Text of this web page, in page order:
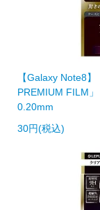
【Galaxy Note8
PREMIUM FILM
0.20mm
30円(税込)